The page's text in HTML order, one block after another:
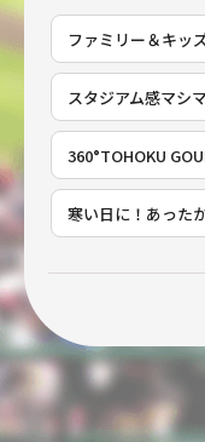
ファミリー＆キッ
スタジアム感マシ
360°TOHOKU
寒い日に！あった